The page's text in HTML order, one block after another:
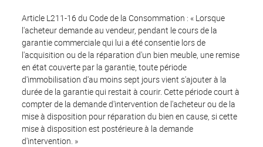
Article L211-16 du Code de la Consommation : « Lorsque
l'acheteur demande au vendeur, pendant le cours de la
garantie commerciale qui lui a été consentie lors de
l'acquisition ou de la réparation d'un bien meuble, une remise
en état couverte par la garantie, toute période
d'immobilisation d'au moins sept jours vient s'ajouter à la
durée de la garantie qui restait à courir. Cette période court à
compter de la demande d'intervention de l'acheteur ou de la
mise à disposition pour réparation du bien en cause, si cette
mise à disposition est postérieure à la demande
d'intervention. »